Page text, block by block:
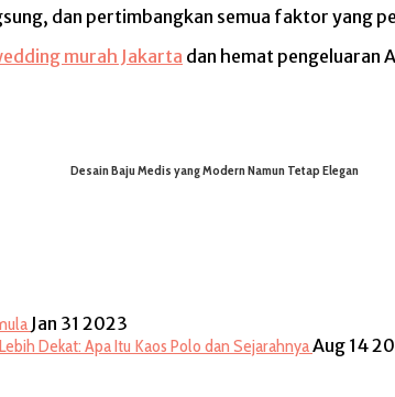
dan pertimbangkan semua faktor yang
murah Jakarta dan hemat pengeluaran
Desain Baju Medis yang Modern Namun Tetap Elegan
Jan 31 2023
Dekat: Apa Itu Kaos Polo dan SejarahnyaAug 14